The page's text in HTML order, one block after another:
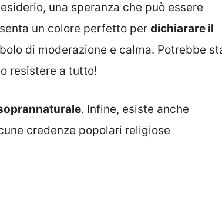
una speranza che può essere
un colore perfetto per dichiarare il
di moderazione e calma. Potrebbe
resistere a tutto!
. Infine, esiste anche
credenze popolari religiose